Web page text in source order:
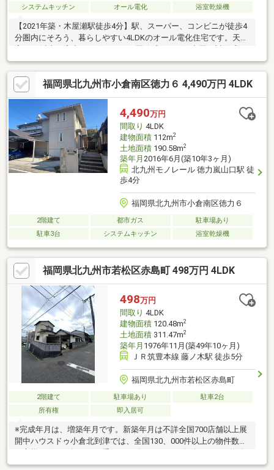
システムキッチン オール電化 浴室乾燥機
【2021年築・木屋瀬駅徒歩4分】駅、スーパー、コンビニが徒歩4
分圏内にそろう、暮らしやすい4LDKのオール電化住宅です。天井
高2.5m以上の室内は、伸びやかで開放感のある住空間。対面式キ
ッチンには食器洗浄乾燥機や浄水器を備え、家族との会話を楽し
みながら料理ができます。浴室乾燥機、省エネ給湯器、複層ガラ
ス、24時間換気システムなど快適な設備も充実。ウォークインク
ローゼットをはじめ全居室収納付きで、室内もすっきり保てま
す。駐車は普通車2台・軽1台可能。木屋瀬小学校徒歩6分で、子
育て世帯にもおすすめです。
福岡県北九州市小倉南区徳力６ 4,490万円 4LDK
4,490万円
間取り 4LDK
建物面積112m2
土地面積190.58m2
築年月 2016年6月(築10年3ヶ月)
北九州モノレール 徳力嵐山口駅 徒
歩4分
福岡県北九州市小倉南区徳力６
2階建て 都市ガス
駐車場あり
駐車3台
システムキッチン 浴室乾燥機
福岡県北九州市若松区赤島町 498万円 4LDK
498万円
間取り 4LDK
建物面積120.48m2
土地面積311.47m2
築年月 1976年11月(築49年10ヶ月)
ＪＲ筑豊本線 藤ノ木駅 徒歩5分
福岡県北九州市若松区赤島町
2階建て 駐車場あり
駐車2台
所有権
即入居可
※完成年月は、増築年月です。新築年月は不詳全国700店舗以上展
開中ハウスドゥ小倉北到津では、全国130、000件以上の物件数で
お客様の住まい探しのお手伝いを致します。ご条件にあった物件
が見つからないお客様、探しはじめで物件情報がほしいお客様な